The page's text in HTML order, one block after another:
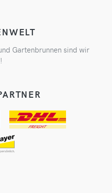
Gartenbrunnen sind wir